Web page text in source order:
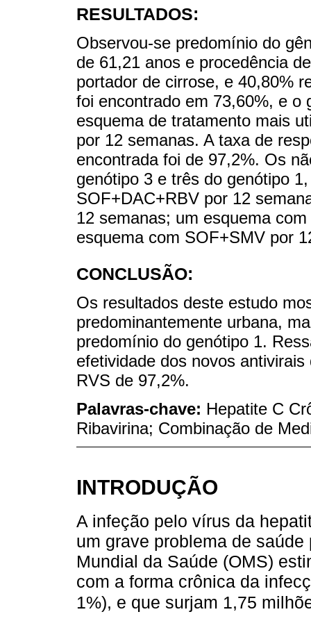
RESULTADOS:
Observou-se predomínio do
de 61,21 anos e procedência
portador de cirrose, e 40,80%
foi encontrado em 73,60%, e o
esquema de tratamento mais
por 12 semanas. A taxa de
encontrada foi de 97,2%. Os
genótipo 3 e três do genótipo
SOF+DAC+RBV por 12
12 semanas; um esquema
esquema com SOF+SMV por
CONCLUSÃO:
Os resultados deste estudo
predominantemente urbana,
predomínio do genótipo 1.
efetividade dos novos
RVS de 97,2%.
Palavras-chave: Hepatite C
Ribavirina; Combinação de
INTRODUÇÃO
A infeção pelo vírus da
um grave problema de
Mundial da Saúde (OMS)
com a forma crônica da
1%), e que surjam 1,75